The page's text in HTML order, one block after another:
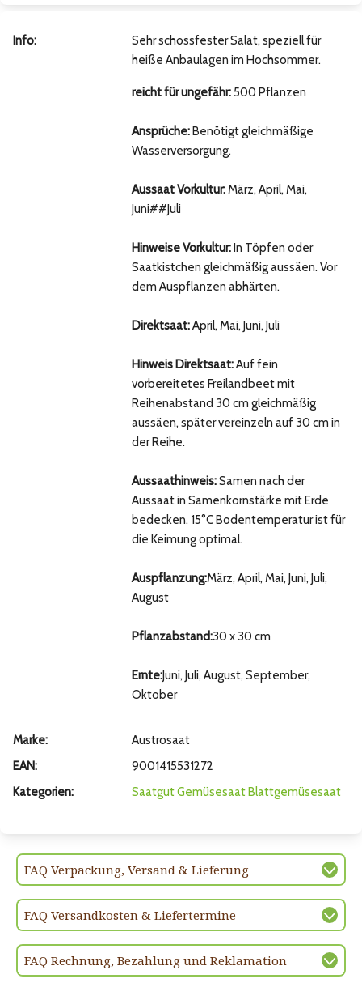
Info:
Sehr schossfester Salat, speziell für
heiße Anbaulagen im Hochsommer.
reicht für ungefähr:500 Pflanzen
Ansprüche: Benötigt gleichmäßige
Wasserversorgung.
Aussaat Vorkultur:März, April, Mai,
Juni##Juli
Hinweise Vorkultur: In Töpfen oder
Saatkistchen gleichmäßig aussäen. Vor
dem Auspflanzen abhärten.
Direktsaat:April, Mai, Juni, Juli
Hinweis Direktsaat:Auf fein
vorbereitetes Freilandbeet mit
Reihenabstand 30 cm gleichmäßig
aussäen, später vereinzeln auf 30 cm in
der Reihe.
Aussaathinweis:Samen nach der
Aussaat in Samenkornstärke mit Erde
bedecken. 15°C Bodentemperatur ist für
die Keimung optimal.
Auspflanzung:März, April, Mai, Juni, Juli,
August
Pflanzabstand:30 x 30 cm
Ernte:Juni, Juli, August, September,
Oktober
Marke:
Austrosaat
EAN:
9001415531272
Kategorien:
SaatgutGemüsesaat Blattgemüsesaat
FAQ Verpackung, Versand & Lieferung
FAQ Versandkosten & Liefertermine
FAQ Rechnung, Bezahlung und Reklamation